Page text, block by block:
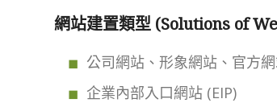
網站建置類型 (Solutions of
公司網站、形象網站、官方
企業內部入口網站 (EIP)